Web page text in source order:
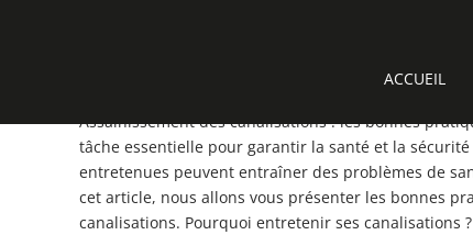
ACCUEIL
Assainissement des canalisations
Assainissement des canalisations : les bonnes
tâche essentielle pour garantir la santé et la
entretenues peuvent entraîner des problèmes de
cet article, nous allons vous présenter les bonnes
canalisations. Pourquoi entretenir ses canalisations